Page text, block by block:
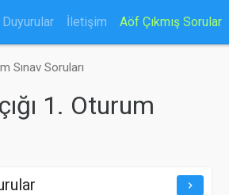
Duyurular İletişim Aöf Çıkmış Sorular
Sınav Soruları
1. Oturum
keyboard_arrow_right